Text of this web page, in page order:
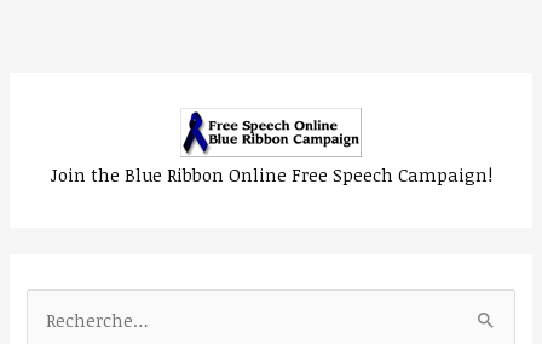
Join the Blue Ribbon Online Free Speech Campaign!